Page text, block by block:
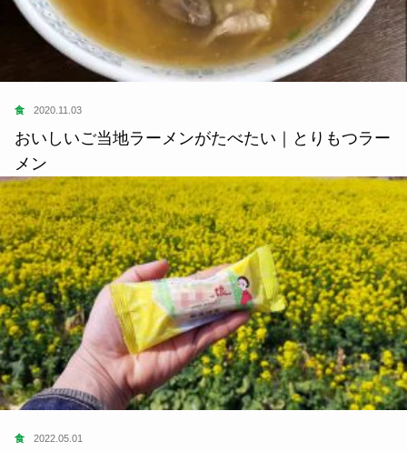
食 2020.11.03
おいしいご当地ラーメンがたべたい｜とりもつラー
メン
食 2022.05.01